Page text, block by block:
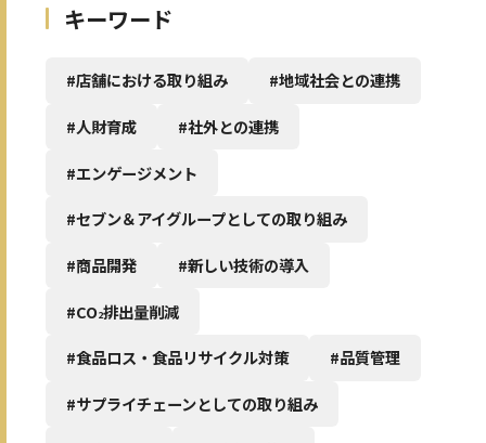
キーワード
#店舗における取り組み #地域社会との連携
#人財育成 #社外との連携
#エンゲージメント
#セブン＆アイグループとしての取り組み
#商品開発 #新しい技術の導入
#CO2排出量削減
#食品ロス・食品リサイクル対策 #品質管理
#サプライチェーンとしての取り組み